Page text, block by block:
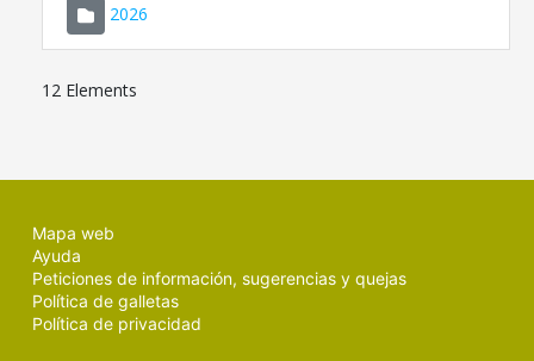
2026
12 Elements
Mapa web
Ayuda
Peticiones de información, sugerencias y quejas
Política de galletas
Política de privacidad